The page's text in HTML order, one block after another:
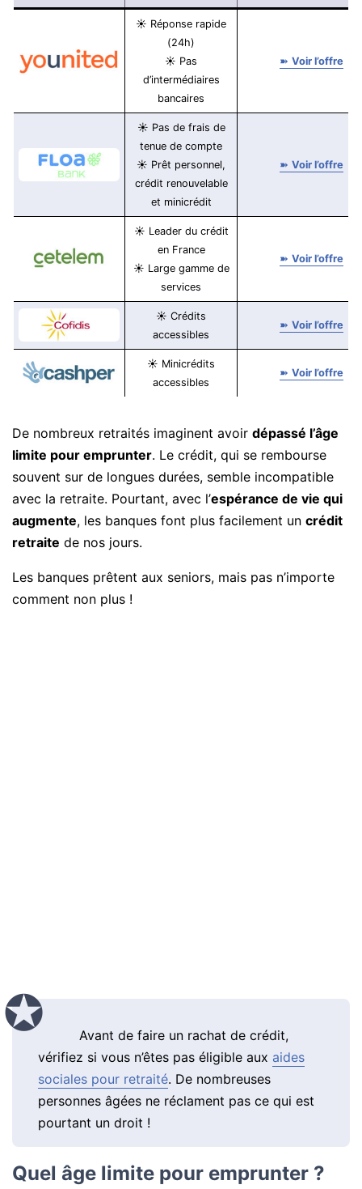
☀ Réponse rapide
(24h)
☀ Pas
d’intermédiaires
bancaires
➽ Voir l’offre
☀ Pas de frais de
tenue de compte
☀ Prêt personnel,
crédit renouvelable
et minicrédit
➽ Voir l’offre
☀ Leader du crédit
en France
☀ Large gamme de
services
➽ Voir l’offre
☀ Crédits
accessibles
➽ Voir l’offre
☀ Minicrédits
accessibles
➽ Voir l’offre
De nombreux retraités imaginent avoir dépassé l’âge
limite pour emprunter. Le crédit, qui se rembourse
souvent sur de longues durées, semble incompatible
avec la retraite. Pourtant, avec l’espérance de vie qui
augmente, les banques font plus facilement un crédit
retraite de nos jours.
Les banques prêtent aux seniors, mais pas n’importe
comment non plus !
Avant de faire un rachat de crédit,
vérifiez si vous n’êtes pas éligible aux aides
sociales pour retraité. De nombreuses
personnes âgées ne réclament pas ce qui est
pourtant un droit !
Quel âge limite pour emprunter ?